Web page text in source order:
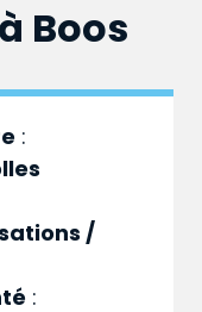
Boos
:
/
: